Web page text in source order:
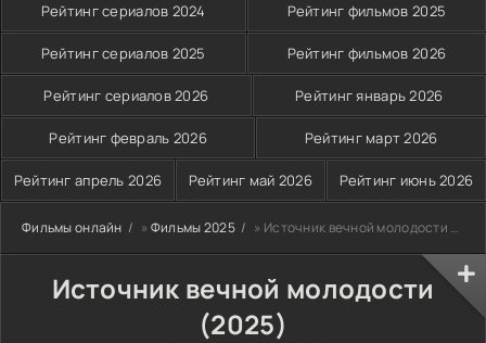
Рейтинг сериалов 2024 Рейтинг фильмов 2025
Рейтинг сериалов 2025 Рейтинг фильмов 2026
Рейтинг сериалов 2026 Рейтинг январь 2026
Рейтинг февраль 2026 Рейтинг март 2026
Рейтинг апрель 2026 Рейтинг май 2026 Рейтинг июнь 2026
Фильмы онлайн » Фильмы 2025 » Источник вечной молодости (2025)
Источник вечной молодости
(2025)